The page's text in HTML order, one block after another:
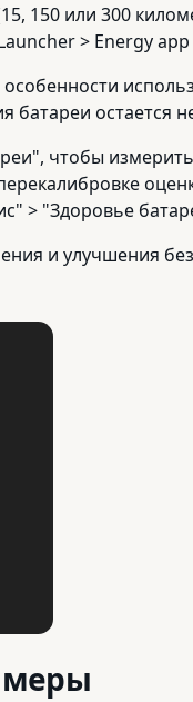
150 или 300
> Energy
батареи остается
чтобы
> "Здоровье
и улучшения